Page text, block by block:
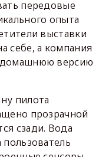
передовые
опыта
выставки
себе, а компания
домашнюю версию
пилота
прозрачной
сзади. Вода
пользователь